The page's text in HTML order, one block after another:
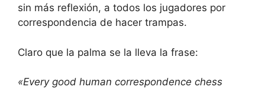
sin más reflexión, a todos los jugadores por
correspondencia de hacer trampas.
Claro que la palma se la lleva la frase:
«Every good human correspondence chess